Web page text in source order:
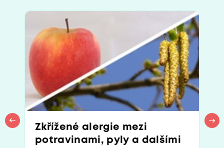
Zkřížené alergie mezi
potravinami, pyly a dalšími